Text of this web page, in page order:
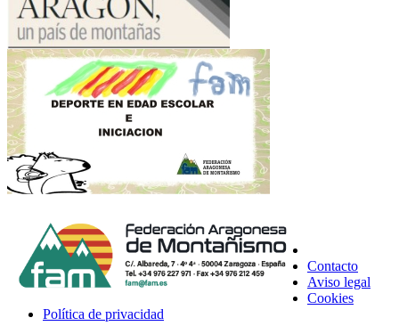
Contacto
Aviso legal
Cookies
Política de privacidad